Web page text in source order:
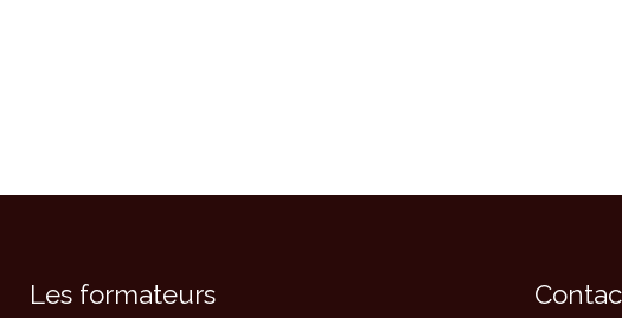
Les formateurs